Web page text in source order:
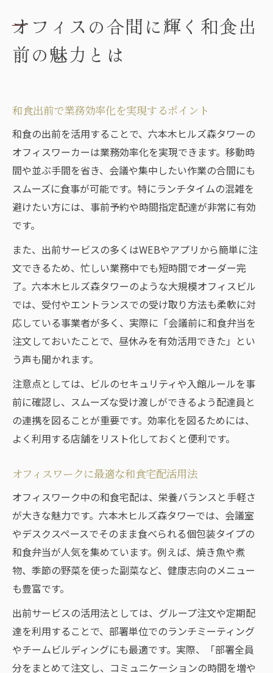
オフィスの合間に輝く和食出
前の魅力とは
和食出前で業務効率化を実現するポイント
和食の出前を活用することで、六本木ヒルズ森タワーの
オフィスワーカーは業務効率化を実現できます。移動時
間や並ぶ手間を省き、会議や集中したい作業の合間にも
スムーズに食事が可能です。特にランチタイムの混雑を
避けたい方には、事前予約や時間指定配達が非常に有効
です。
また、出前サービスの多くはWEBやアプリから簡単に注
文できるため、忙しい業務中でも短時間でオーダー完
了。六本木ヒルズ森タワーのような大規模オフィスビル
では、受付やエントランスでの受け取り方法も柔軟に対
応している事業者が多く、実際に「会議前に和食弁当を
注文しておいたことで、昼休みを有効活用できた」とい
う声も聞かれます。
注意点としては、ビルのセキュリティや入館ルールを事
前に確認し、スムーズな受け渡しができるよう配達員と
の連携を図ることが重要です。効率化を図るためには、
よく利用する店舗をリスト化しておくと便利です。
オフィスワークに最適な和食宅配活用法
オフィスワーク中の和食宅配は、栄養バランスと手軽さ
が大きな魅力です。六本木ヒルズ森タワーでは、会議室
やデスクスペースでそのまま食べられる個包装タイプの
和食弁当が人気を集めています。例えば、焼き魚や煮
物、季節の野菜を使った副菜など、健康志向のメニュー
も豊富です。
出前サービスの活用法としては、グループ注文や定期配
達を利用することで、部署単位でのランチミーティング
やチームビルディングにも最適です。実際、「部署全員
分をまとめて注文し、コミュニケーションの時間を増や